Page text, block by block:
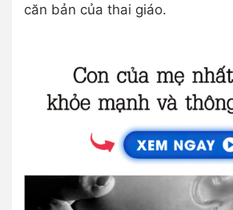
căn bản của thai giáo.